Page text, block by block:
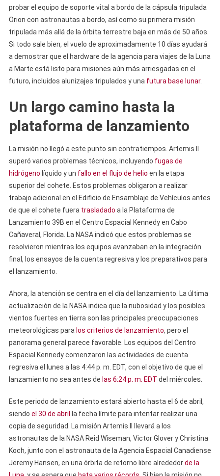
probar el equipo de soporte vital a bordo de la cápsula tripulada
Orion con astronautas a bordo, así como su primera misión
tripulada más allá de la órbita terrestre baja en más de 50 años.
Si todo sale bien, el vuelo de aproximadamente 10 días ayudará
a demostrar que el hardware de la agencia para viajes de la Luna
a Marte está listo para misiones aún más arriesgadas en el
futuro, incluidos alunizajes tripulados y una futura base lunar.
Un largo camino hasta la
plataforma de lanzamiento
La misión no llegó a este punto sin contratiempos. Artemis II
superó varios problemas técnicos, incluyendo fugas de
hidrógeno líquido y un fallo en el flujo de helio en la etapa
superior del cohete. Estos problemas obligaron a realizar
trabajo adicional en el Edificio de Ensamblaje de Vehículos antes
de que el cohete fuera trasladado a la Plataforma de
Lanzamiento 39B en el Centro Espacial Kennedy en Cabo
Cañaveral, Florida. La NASA indicó que estos problemas se
resolvieron mientras los equipos avanzaban en la integración
final, los ensayos de la cuenta regresiva y los preparativos para
el lanzamiento.
Ahora, la atención se centra en el día del lanzamiento. La última
actualización de la NASA indica que la nubosidad y los posibles
vientos fuertes en tierra son las principales preocupaciones
meteorológicas para los criterios de lanzamiento, pero el
panorama general parece favorable. Los equipos del Centro
Espacial Kennedy comenzaron las actividades de cuenta
regresiva el lunes a las 4:44 p. m. EDT, con el objetivo de que el
lanzamiento no sea antes de las 6:24 p. m. EDT del miércoles.
Este periodo de lanzamiento estará abierto hasta el 6 de abril,
siendo el 30 de abril
la fecha límite para intentar realizar una
copia de seguridad. La misión Artemis II llevará a los
astronautas de la NASA Reid Wiseman, Victor Glover y Christina
Koch, junto con el astronauta de la Agencia Espacial Canadiense
Jeremy Hansen, en una órbita de retorno libre alrededorde la